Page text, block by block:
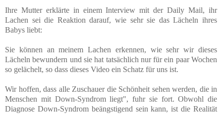
Ihre Mutter erklärte in einem Interview mit der Daily Mail, ihr
Lachen sei die Reaktion darauf, wie sehr sie das Lächeln ihres
Babys liebt:
Sie können an meinem Lachen erkennen, wie sehr wir dieses
Lächeln bewundern und sie hat tatsächlich nur für ein paar Wochen
so gelächelt, so dass dieses Video ein Schatz für uns ist.
Wir hoffen, dass alle Zuschauer die Schönheit sehen werden, die in
Menschen mit Down-Syndrom liegt", fuhr sie fort. Obwohl die
Diagnose Down-Syndrom beängstigend sein kann, ist die Realität